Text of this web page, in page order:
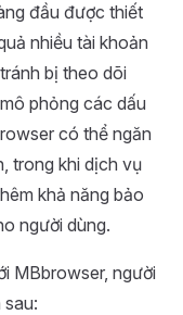
đầu được thiết
nhiều tài khoản
bị theo dõi
phỏng các dấu
có thể ngăn
trong khi dịch vụ
khả năng bảo
người dùng.
MBbrowser, người